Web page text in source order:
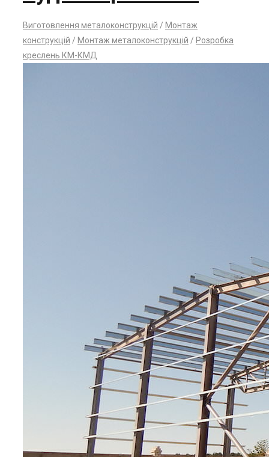
Виготовлення металоконструкцій / Монтаж
конструкцій / Монтаж металоконструкцій / Розробка
креслень КМ-КМД